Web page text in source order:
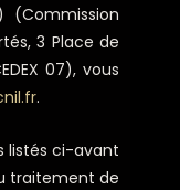
(Commission
3 Place de
07), vous
.
listés ci-avant
traitement de